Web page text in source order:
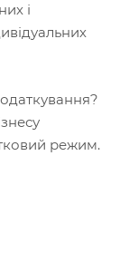
і
режим.